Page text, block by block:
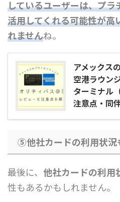
しているユーザーは、プ
活用してくれる可能性が
れませんね。
アメックス
空港ラウン
ターミナル
注意点・同
⑤他社カードの利用状況
最後に、 他社カードの利用
性もあるかもしれません。